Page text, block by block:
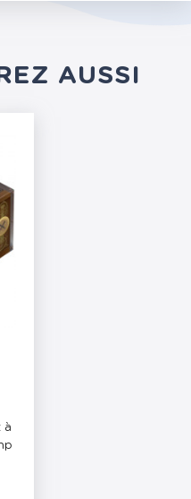
AUSSI
à